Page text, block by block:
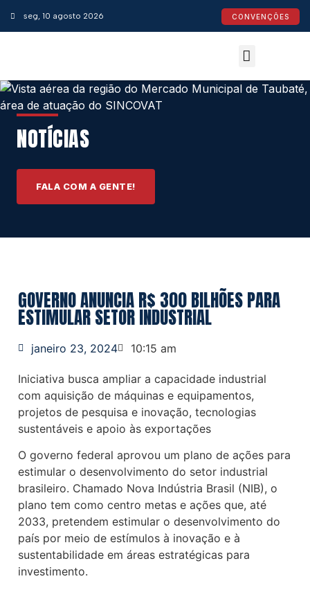
seg, 10 agosto 2026 CONVENÇÕES
NOTÍCIAS
FALA COM A GENTE!
GOVERNO ANUNCIA R$ 300 BILHÕES PARA
ESTIMULAR SETOR INDUSTRIAL
janeiro 23, 2024 10:15 am
Iniciativa busca ampliar a capacidade industrial
com aquisição de máquinas e equipamentos,
projetos de pesquisa e inovação, tecnologias
sustentáveis e apoio às exportações
O governo federal aprovou um plano de ações para
estimular o desenvolvimento do setor industrial
brasileiro. Chamado Nova Indústria Brasil (NIB), o
plano tem como centro metas e ações que, até
2033, pretendem estimular o desenvolvimento do
país por meio de estímulos à inovação e à
sustentabilidade em áreas estratégicas para
investimento.